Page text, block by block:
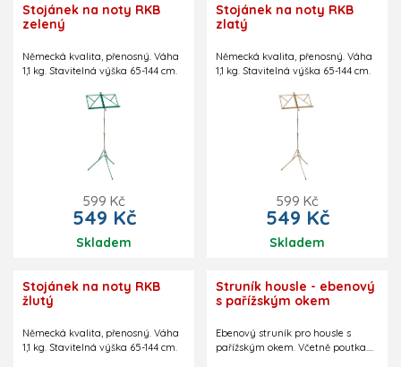
Stojánek na noty RKB
zelený
Německá kvalita, přenosný. Váha
1,1 kg. Stavitelná výška 65-144 cm.
599 Kč
549 Kč
Skladem
Stojánek na noty RKB
zlatý
Německá kvalita, přenosný. Váha
1,1 kg. Stavitelná výška 65-144 cm.
599 Kč
549 Kč
Skladem
Stojánek na noty RKB
žlutý
Německá kvalita, přenosný. Váha
1,1 kg. Stavitelná výška 65-144 cm.
Struník housle - ebenový
s pařížským okem
Ebenový struník pro housle s
pařížským okem. Včetně poutka.